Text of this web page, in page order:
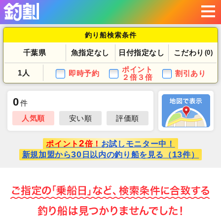
釣り船検索条件
千葉県 魚指定なし 日付指定なし こだわり (0)
1人 即時予約
ポイント
２倍３倍
割引あり
0件
人気順
安い順 評価順
ポイント 2倍！ お試しモニター中！
新規加盟から30 日以内の釣り船を見る（13件）